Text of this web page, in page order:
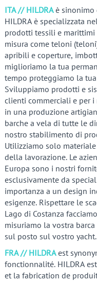
ITA // HILDRAè sinonimo
HILDRA è specializzata
prodotti tessili e
misura come teloni
apribili e coperture,
miglioriamo la tua
tempo proteggiamo la
Sviluppiamo prodotti e
clienti commerciali e per
in una produzione
barche a vela di tutte le
nostro stabilimento di
Utilizziamo solo
della lavorazione. Le
Europa sono i nostri
esclusivamente da
importanza a un design
esigenze. Rispettare le
Lago di Costanza
misuriamo la vostra
sul posto sul vostro yacht.
FRA // HILDRAest
fonctionnalité. HILDRA
et la fabrication de